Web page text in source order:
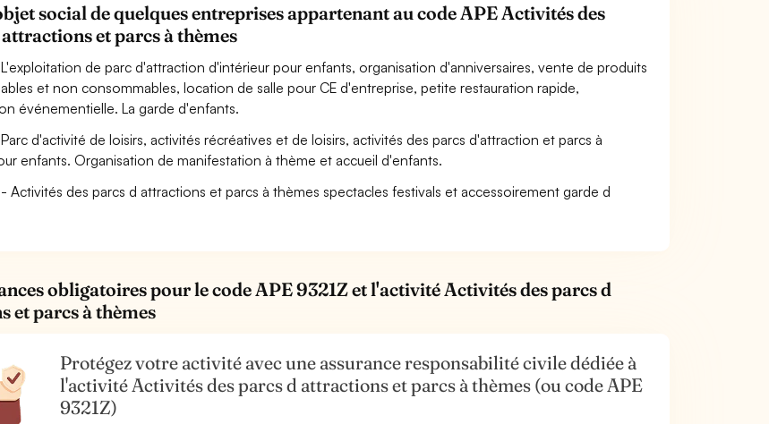
social de quelques entreprises appartenant au code APE Activités des
et parcs à thèmes
de parc d'attraction d'intérieur pour enfants, organisation d'anniversaires, vente de produits
et non consommables, location de salle pour CE d'entreprise, petite restauration rapide,
événementielle. La garde d'enfants.
d'activité de loisirs, activités récréatives et de loisirs, activités des parcs d'attraction et parcs à
enfants. Organisation de manifestation à thème et accueil d'enfants.
Activités des parcs d attractions et parcs à thèmes spectacles festivals et accessoirement garde d
obligatoires pour le code APE 9321Z et l'activité Activités des parcs d
et parcs à thèmes
Protégez votre activité avec une assurance responsabilité civile dédiée à
l'activité Activités des parcs d attractions et parcs à thèmes (ou code APE
9321Z)